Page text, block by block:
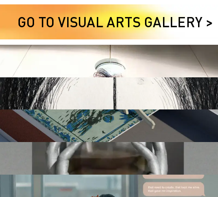
GO TO VISUAL ARTS GALLERY >